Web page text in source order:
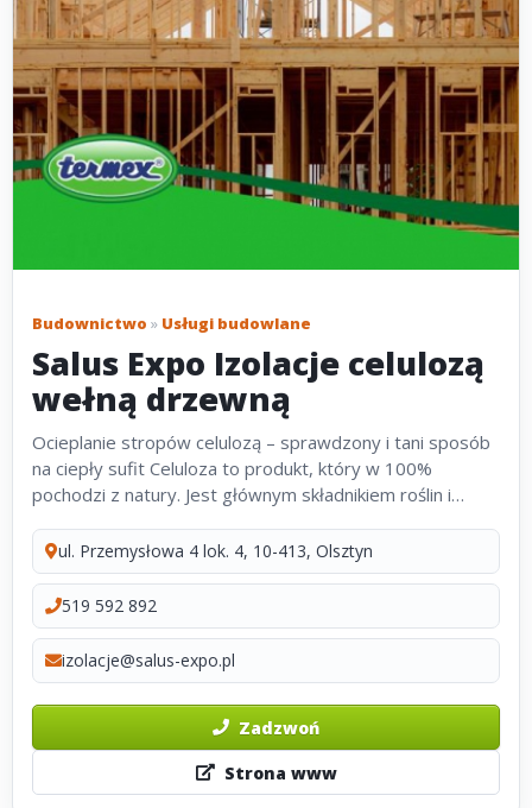
Budownictwo » Usługi budowlane
Salus Expo Izolacje celulozą
wełną drzewną
Ocieplanie stropów celulozą – sprawdzony i tani sposób
na ciepły sufit Celuloza to produkt, który w 100%
pochodzi z natury. Jest głównym składnikiem roślin i
stabilizację...
ul. Przemysłowa 4 lok. 4, 10-413, Olsztyn
519 592 892
izolacje@salus-expo.pl
Zadzwoń
Strona www